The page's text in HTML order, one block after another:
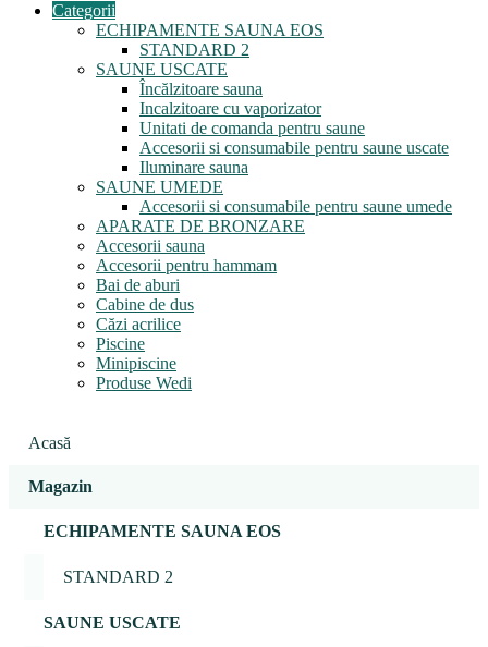
Categorii
ECHIPAMENTE SAUNA EOS
STANDARD 2
SAUNE USCATE
Încălzitoare sauna
Incalzitoare cu vaporizator
Unitati de comanda pentru saune
Accesorii si consumabile pentru saune uscate
Iluminare sauna
SAUNE UMEDE
Accesorii si consumabile pentru saune umede
APARATE DE BRONZARE
Accesorii sauna
Accesorii pentru hammam
Bai de aburi
Cabine de dus
Căzi acrilice
Piscine
Minipiscine
Produse Wedi
Acasă
Magazin
ECHIPAMENTE SAUNA EOS
STANDARD 2
SAUNE USCATE